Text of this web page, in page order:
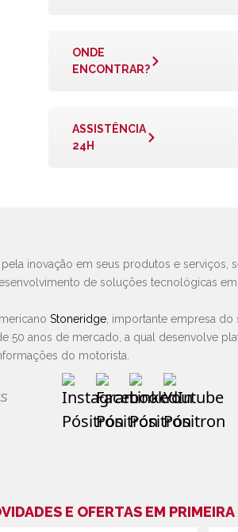
ONDE
ENCONTRAR?
ASSISTÊNCIA
24H
inovação em seus produtos e serviços,
de soluções tecnológicas
Stoneridge , importante empresa
50 anos de mercado, a qual desenvolve
do motorista.
E OFERTAS EM PRIMEIRA